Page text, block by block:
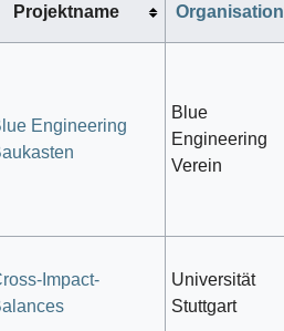
Projektname Organisation
Engineering
Blue
Engineering
Verein
Impact-
Universität
Stuttgart